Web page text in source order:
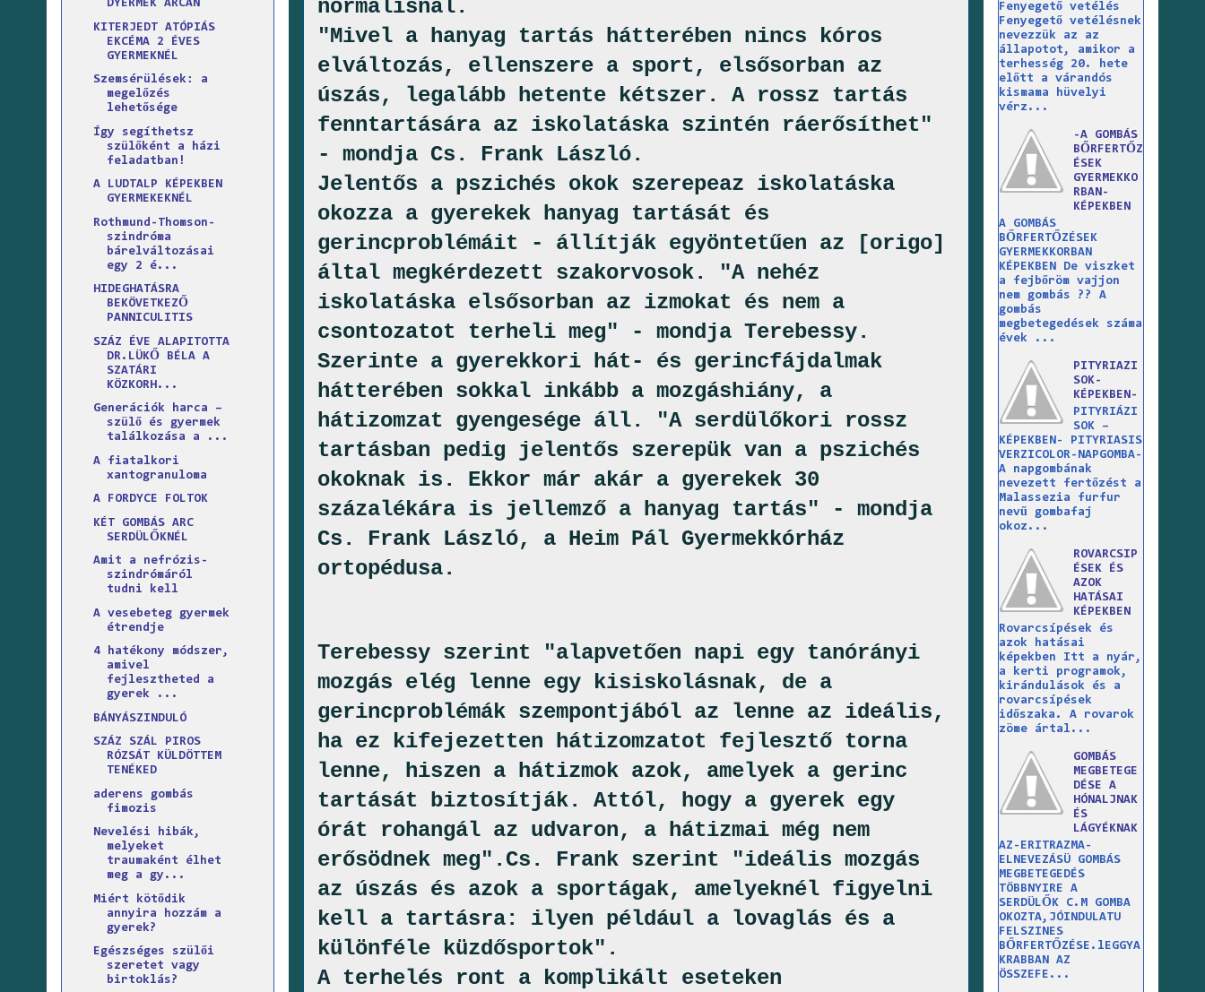
normálisnál.
"Mivel a hanyag tartás hátterében nincs kóros
elváltozás, ellenszere a sport, elsősorban az
úszás, legalább hetente kétszer. A rossz tartás
fenntartására az iskolatáska szintén ráerősíthet"
- mondja Cs. Frank László.
Jelentős a pszichés okok szerepeaz iskolatáska
okozza a gyerekek hanyag tartását és
gerincproblémáit - állítják egyöntetűen az [origo]
által megkérdezett szakorvosok. "A nehéz
iskolatáska elsősorban az izmokat és nem a
csontozatot terheli meg" - mondja Terebessy.
Szerinte a gyerekkori hát- és gerincfájdalmak
hátterében sokkal inkább a mozgáshiány, a
hátizomzat gyengesége áll. "A serdülőkori rossz
tartásban pedig jelentős szerepük van a pszichés
okoknak is. Ekkor már akár a gyerekek 30
százalékára is jellemző a hanyag tartás" - mondja
Cs. Frank László, a Heim Pál Gyermekkórház
ortopédusa.
Terebessy szerint "alapvetően napi egy tanórányi
mozgás elég lenne egy kisiskolásnak, de a
gerincproblémák szempontjából az lenne az ideális,
ha ez kifejezetten hátizomzatot fejlesztő torna
lenne, hiszen a hátizmok azok, amelyek a gerinc
tartását biztosítják. Attól, hogy a gyerek egy
órát rohangál az udvaron, a hátizmai még nem
erősödnek meg". Cs. Frank szerint "ideális mozgás
az úszás és azok a sportágak, amelyeknél figyelni
kell a tartásra: ilyen például a lovaglás és a
különféle küzdősportok".
A terhelés ront a komplikált eseteken
DYERMEK ARCÁN
KITERJEDT ATÓPIÁS
EKCÉMA 2 ÉVES
GYERMEKNÉL
Szemsérülések: a
megelőzés
lehetősége
Így segíthetsz
szülőként a házi
feladatban!
A LUDTALP KÉPEKBEN
GYERMEKEKNÉL
Rothmund-Thomson-
szindróma
bárelváltozásai
egy 2 é...
HIDEGHATÁSRA
BEKÖVETKEZŐ
PANNICULITIS
SZÁZ ÉVE ALAPITOTTA
DR.LÜKŐ BÉLA A
SZATÁRI
KÖZKORH...
Generációk harca –
szülő és gyermek
találkozása a ...
A fiatalkori
xantogranuloma
A FORDYCE FOLTOK
KÉT GOMBÁS ARC
SERDÜLŐKNÉL
Amit a nefrózis-
szindrómáról
tudni kell
A vesebeteg gyermek
étrendje
4 hatékony módszer,
amivel
fejlesztheted a
gyerek ...
BÁNYÁSZINDULÓ
SZÁZ SZÁL PIROS
RÓZSÁT KÜLDÖTTEM
TENÉKED
aderens gombás
fimozis
Nevelési hibák,
melyeket
traumaként élhet
meg a gy...
Miért kötődik
annyira hozzám a
gyerek?
Egészséges szülői
szeretet vagy
birtoklás?
Fenyegető vetélés
Fenyegető vetélésnek
nevezzük az az
állapotot, amikor a
terhesség 20. hete
előtt a várandós
kismama hüvelyi
vérz...
-A GOMBÁS
BŐRFERTŐZ
ÉSEK
GYERMEKKO
RBAN-
KÉPEKBEN
A GOMBÁS
BŐRFERTŐZÉSEK
GYERMEKKORBAN
KÉPEKBEN De viszket
a fejbőröm vajjon
nem gombás ?? A
gombás
megbetegedések száma
évek ...
PITYRIAZI
SOK-
KÉPEKBEN-
PITYRIÁZI
SOK –
KÉPEKBEN- PITYRIASIS
VERZICOLOR-NAPGOMBA-
A napgombának
nevezett fertőzést a
Malassezia furfur
nevű gombafaj
okoz...
ROVARCSIP
ÉSEK ÉS
AZOK
HATÁSAI
KÉPEKBEN
Rovarcsípések és
azok hatásai
képekben Itt a nyár,
a kerti programok,
kirándulások és a
rovarcsípések
időszaka. A rovarok
zöme ártal...
GOMBÁS
MEGBETEGE
DÉSE A
HÓNALJNAK
ÉS
LÁGYÉKNAK
AZ-ERITRAZMA-
ELNEVEZÁSÜ GOMBÁS
MEGBETEGEDÉS
TÖBBNYIRE A
SERDÜLŐK C.M GOMBA
OKOZTA,JÓINDULATU
FELSZINES
BŐRFERTŐZÉSE.lEGGYA
KRABBAN AZ
ÖSSZEFE...